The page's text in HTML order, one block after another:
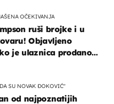
OČEKIVANJA
ruši brojke i u
Objavljeno
je ulaznica prodano
SU NOVAK ĐOKOVIĆ"
od najpoznatijih